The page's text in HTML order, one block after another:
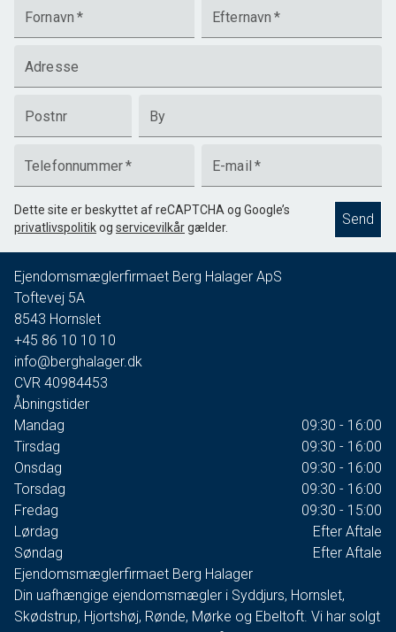
Fornavn * Efternavn *
Adresse
Postnr By
Telefonnummer* E-mail *
Dette site er beskyttet af reCAPTCHA og Google’s
privatlivspolitikog servicevilkårgælder. Send
Ejendomsmæglerfirmaet Berg Halager ApS
Toftevej 5A
8543 Hornslet
+45 86 10 10 10
info@berghalager.dk
CVR 40984453
Åbningstider
Mandag
09:30 - 16:00
Tirsdag
09:30 - 16:00
Onsdag
09:30 - 16:00
Torsdag
09:30 - 16:00
Fredag
09:30 - 15:00
Lørdag
Efter Aftale
Søndag
Efter Aftale
Ejendomsmæglerfirmaet Berg Halager
Din uafhængige ejendomsmægler i Syddjurs, Hornslet,
Skødstrup, Hjortshøj, Rønde, Mørke og Ebeltoft. Vi har solgt